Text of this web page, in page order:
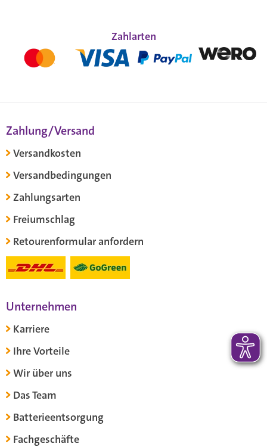
Zahlarten
Zahlung/Versand
Versandkosten
Versandbedingungen
Zahlungsarten
Freiumschlag
Retourenformular anfordern
Unternehmen
Karriere
Ihre Vorteile
Wir über uns
Das Team
Batterieentsorgung
Fachgeschäfte